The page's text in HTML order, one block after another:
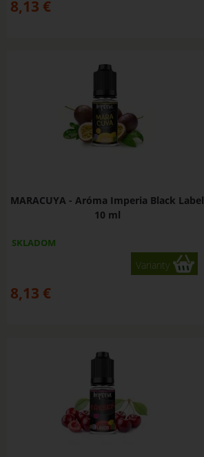
8,13 €
MARACUYA - Aróma Imperia Black Label
10 ml
SKLADOM
Varianty
8,13 €